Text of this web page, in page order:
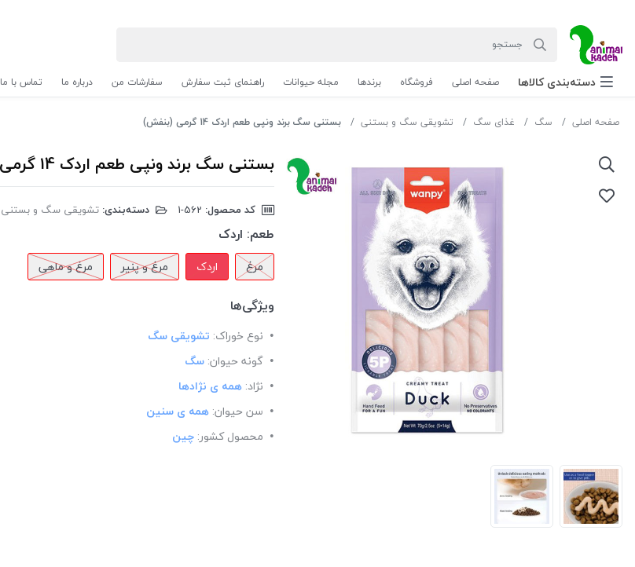
دسته‌بندی‌ کالاها صفحه اصلی فروشگاه برندها مجله حیوانات راهنمای ثبت سفارش سفارشات من درباره ما تماس با ما
صفحه اصلی سگ غذای سگ تشویقی سگ و بستنی بستنی سگ برند ونپی طعم اردک 14 گرمی (بنفش)
بستنی سگ برند ونپی طعم اردک 14 گرمی (بنفش)
کد محصول: دسته‌بندی: تشویقی سگ و بستنی
طعم: اردک
مرغ اردک مرغ و پنیر مرغ و ماهی
ویژگی‌ها
نوع خوراک: تشویقی سگ
گونه حیوان: سگ
نژاد: همه ی نژادها
سن حیوان: همه ی سنین
محصول کشور: چین